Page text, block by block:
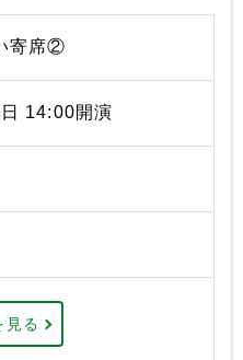
寄席②
14:00開演
見る